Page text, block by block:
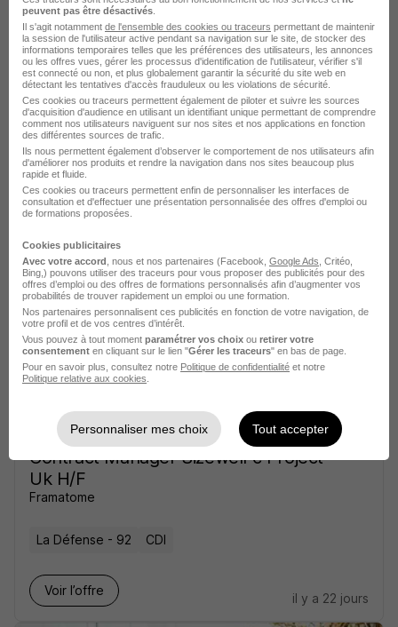
Siemens Healthineers
Courbevoie - 92 CDI
Voir l’offre
il y a 7 heures
Pilote Technique de Contrat H/F
Assystem
Montrouge - 92 CDI 36 000 - 50 000 € / an
Voir l’offre
il y a 7 heures
Contract Manager Sizewell c Project -
Uk H/F
Framatome
La Défense - 92 CDI
Voir l’offre
il y a 22 jours
peuvent pas être désactivés
Il s'agit notamment de l'ensemble des cookies ou traceurs permettant de maintenir
la session de l'utilisateur active pendant sa navigation sur le site, de stocker des
informations temporaires telles que les préférences des utilisateurs, les annonces
ou les offres vues, gérer les processus d'identification de l'utilisateur, vérifier s'il
est connecté ou non, et plus globalement garantir la sécurité du site web en
détectant les tentatives d'accès frauduleux ou les violations de sécurité.
Ces cookies ou traceurs permettent également de piloter et suivre les sources
d'acquisition d'audience en utilisant un identifiant unique permettant de comprendre
comment nos utilisateurs naviguent sur nos sites et nos applications en fonction
des différentes sources de trafic.
Ils nous permettent également d’observer le comportement de nos utilisateurs afin
d'améliorer nos produits et rendre la navigation dans nos sites beaucoup plus
rapide et fluide.
Ces cookies ou traceurs permettent enfin de personnaliser les interfaces de
consultation et d'effectuer une présentation personnalisée des offres d'emploi ou
de formations proposées.
Cookies publicitaires
Avec votre accord , nous et nos partenaires (Facebook, Google Ads , Critéo,
Bing,) pouvons utiliser des traceurs pour vous proposer des publicités pour des
offres d’emploi ou des offres de formations personnalisés afin d’augmenter vos
probabilités de trouver rapidement un emploi ou une formation.
Nos partenaires personnalisent ces publicités en fonction de votre navigation, de
votre profil et de vos centres d’intérêt.
Vous pouvez à tout moment paramétrer vos choix ou retirer votre
consentement en cliquant sur le lien "Gérer les traceurs" en bas de page.
Pour en savoir plus, consultez notre Politique de confidentialité et notre
Politique relative aux cookies
Personnaliser mes choix Tout accepter